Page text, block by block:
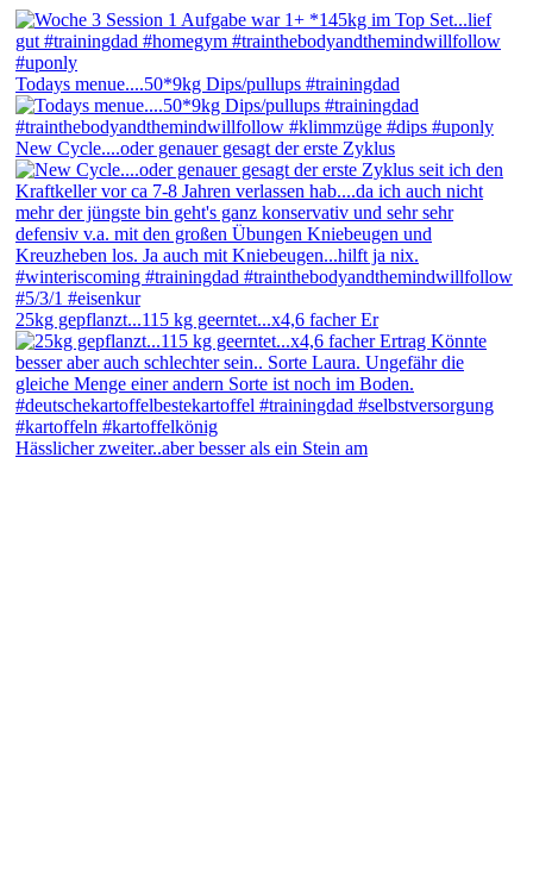
Todays menue....50*9kg Dips/pullups #trainingdad
New Cycle....oder genauer gesagt der erste Zyklus
25kg gepflanzt...115 kg geerntet...x4,6 facher Er
Hässlicher zweiter..aber besser als ein Stein am